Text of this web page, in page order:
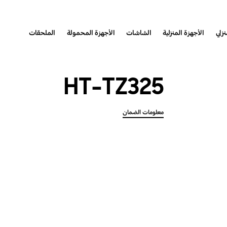
الأجهزة المنزلية الشاشات الأجهزة المحمولة الملحقات
HT-TZ325
معلومات الضمان